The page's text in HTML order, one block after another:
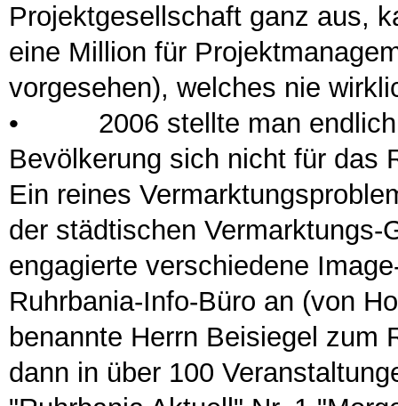
Projektgesellschaft ganz aus,
eine Million für
vorgesehen), welches nie
• 2006 stellte man endlich
Bevölkerung sich nicht für das
Ein reines
der städtischen
engagierte verschiedene
Ruhrbania-Info-Büro an (von
benannte Herrn Beisiegel zum
dann in über 100